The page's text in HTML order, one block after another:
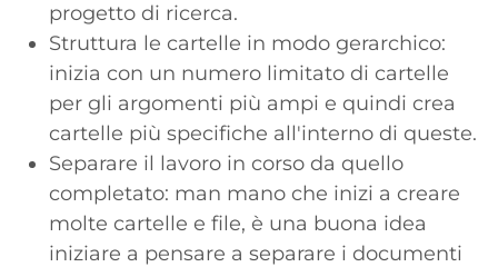
progetto di ricerca.
Struttura le cartelle in modo gerarchico:
inizia con un numero limitato di cartelle
per gli argomenti più ampi e quindi crea
cartelle più specifiche all'interno di queste.
Separare il lavoro in corso da quello
completato: man mano che inizi a creare
molte cartelle e file, è una buona idea
iniziare a pensare a separare i documenti